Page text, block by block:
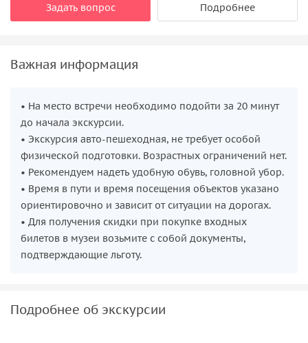
Задать вопрос Подробнее
Важная информация
• На место встречи необходимо подойти за 20 минут
до начала экскурсии.
• Экскурсия авто-пешеходная, не требует особой
физической подготовки. Возрастных ограничений нет.
• Рекомендуем надеть удобную обувь, головной убор.
• Время в пути и время посещения объектов указано
ориентировочно и зависит от ситуации на дорогах.
• Для получения скидки при покупке входных
билетов в музеи возьмите с собой документы,
подтверждающие льготу.
Подробнее об экскурсии